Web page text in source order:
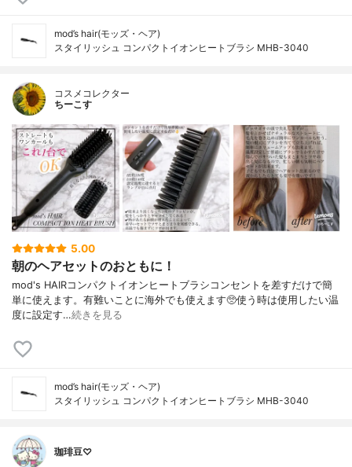
mod’s hair(モッズ・ヘア)
スタイリッシュ コンパクトイオンヒートブラシ MHB-3040
コスメコレクター
ちーこす
5.00
朝のヘアセットのおともに！
⁡⁡⁡⁡mod's HAIRコンパクトイオンヒートブラシ⁡⁡コンセントを差すだけで簡
単に使えます。有難いことに海外でも使えます🥺⁡使う時は使用したい温
度に設定す…続きを見る
mod’s hair(モッズ・ヘア)
スタイリッシュ コンパクトイオンヒートブラシ MHB-3040
珈琲豆♡